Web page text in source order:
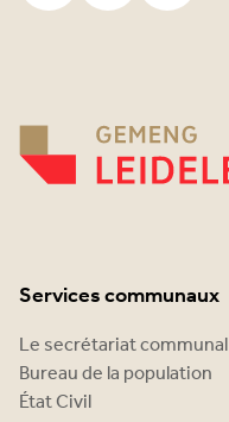
Services communaux
Le secrétariat communal
Bureau de la population
État Civil